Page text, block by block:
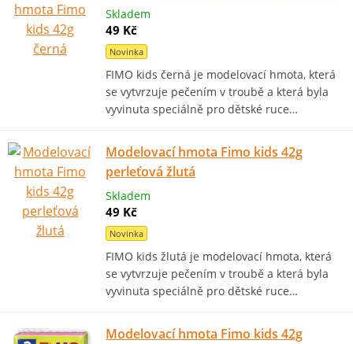
Skladem
49 Kč
Novinka
FIMO kids černá je modelovací hmota, která
se vytvrzuje pečením v troubě a která byla
vyvinuta speciálně pro dětské ruce…
Modelovací hmota Fimo kids 42g
perleťová žlutá
Skladem
49 Kč
Novinka
FIMO kids žlutá je modelovací hmota, která
se vytvrzuje pečením v troubě a která byla
vyvinuta speciálně pro dětské ruce…
Modelovací hmota Fimo kids 42g